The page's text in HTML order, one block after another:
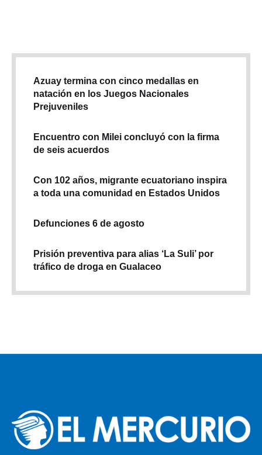
Azuay termina con cinco medallas en
natación en los Juegos Nacionales
Prejuveniles
Encuentro con Milei concluyó con la firma
de seis acuerdos
Con 102 años, migrante ecuatoriano inspira
a toda una comunidad en Estados Unidos
Defunciones 6 de agosto
Prisión preventiva para alias ‘La Suli’ por
tráfico de droga en Gualaceo